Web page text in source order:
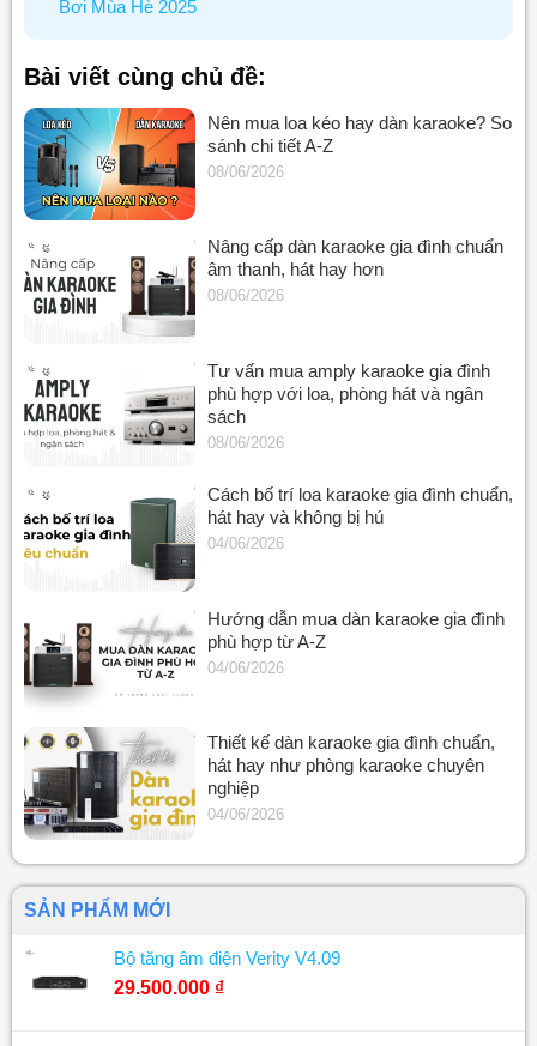
Bơi Mùa Hè 2025
Bài viết cùng chủ đề:
Nên mua loa kéo hay dàn karaoke? So
sánh chi tiết A-Z
08/06/2026
Nâng cấp dàn karaoke gia đình chuẩn
âm thanh, hát hay hơn
08/06/2026
Tư vấn mua amply karaoke gia đình
phù hợp với loa, phòng hát và ngân
sách
08/06/2026
Cách bố trí loa karaoke gia đình chuẩn,
hát hay và không bị hú
04/06/2026
Hướng dẫn mua dàn karaoke gia đình
phù hợp từ A-Z
04/06/2026
Thiết kế dàn karaoke gia đình chuẩn,
hát hay như phòng karaoke chuyên
nghiệp
04/06/2026
SẢN PHẨM MỚI
Bộ tăng âm điện Verity V4.09
29.500.000 ₫